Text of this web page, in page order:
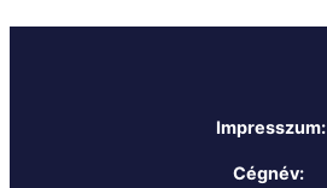
Impresszum:
Cégnév: